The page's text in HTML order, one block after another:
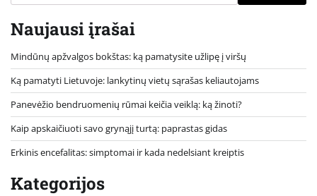
Naujausi įrašai
Mindūnų apžvalgos bokštas: ką pamatysite užlipę į viršų
Ką pamatyti Lietuvoje: lankytinų vietų sąrašas keliautojams
Panevėžio bendruomenių rūmai keičia veiklą: ką žinoti?
Kaip apskaičiuoti savo grynąjį turtą: paprastas gidas
Erkinis encefalitas: simptomai ir kada nedelsiant kreiptis
Kategorijos